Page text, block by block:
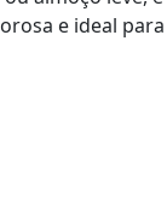
e ideal